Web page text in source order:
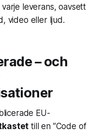
leverans, oavsett
video eller ljud.
– och
EU-
till en ”Code of